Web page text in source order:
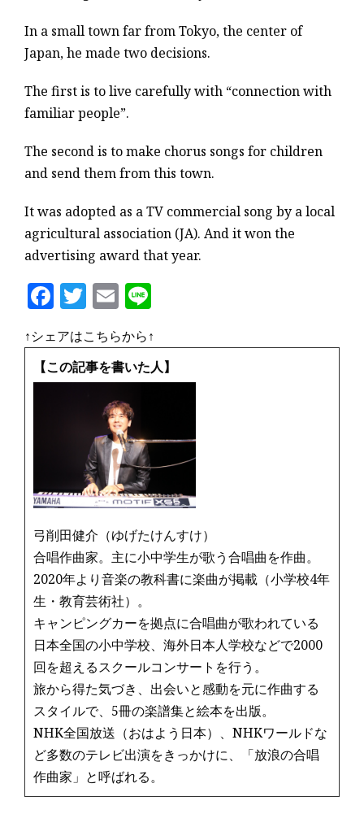
In a small town far from Tokyo, the center of
Japan, he made two decisions.
The first is to live carefully with “connection with
familiar people”.
The second is to make chorus songs for children
and send them from this town.
It was adopted as a TV commercial song by a local
agricultural association (JA). And it won the
advertising award that year.
F
c
e
T
w
it
te
E
m
ai
l
e
↑シェアはこちらから↑
【この記事を書いた人】
弓削田健介（ゆげたけんすけ）
合唱作曲家。主に小中学生が歌う合唱曲を作曲。
2020年より音楽の教科書に楽曲が掲載（小学校4年
生・教育芸術社）。
キャンピングカーを拠点に合唱曲が歌われている
日本全国の小中学校、海外日本人学校などで2000
回を超えるスクールコンサートを行う。
旅から得た気づき、出会いと感動を元に作曲する
スタイルで、5冊の楽譜集と絵本を出版。
NHK全国放送（おはよう日本）、NHKワールドな
ど多数のテレビ出演をきっかけに、「放浪の合唱
作曲家」と呼ばれる。